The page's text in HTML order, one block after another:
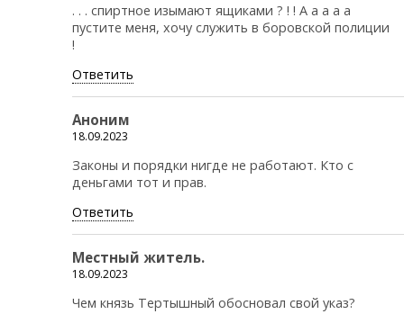
. . . спиртное изымают ящиками ? ! ! А а а а а
пустите меня, хочу служить в боровской полиции
!
Ответить
Аноним
18.09.2023
Законы и порядки нигде не работают. Кто с
деньгами тот и прав.
Ответить
Местный житель.
18.09.2023
Чем князь Тертышный обосновал свой указ?